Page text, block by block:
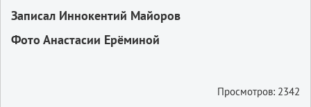
Записал Иннокентий Майоров
Фото Анастасии Ерёминой
Просмотров: 2342